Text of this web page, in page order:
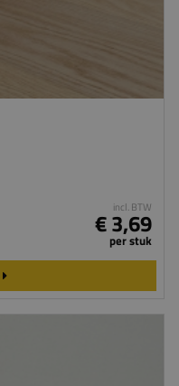
incl. BTW
€ 3,69
per stuk